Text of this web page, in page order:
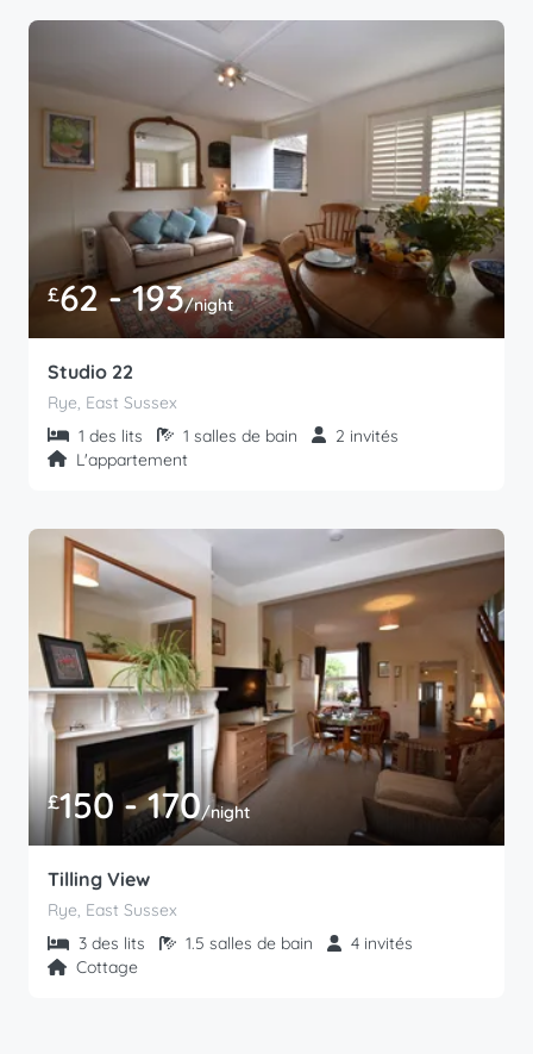
£62 - 193/night
Studio 22
Rye, East Sussex
1 des lits
1 salles de bain
2 invités
L'appartement
£150 - 170/night
Tilling View
Rye, East Sussex
3 des lits
1.5 salles de bain
4 invités
Cottage